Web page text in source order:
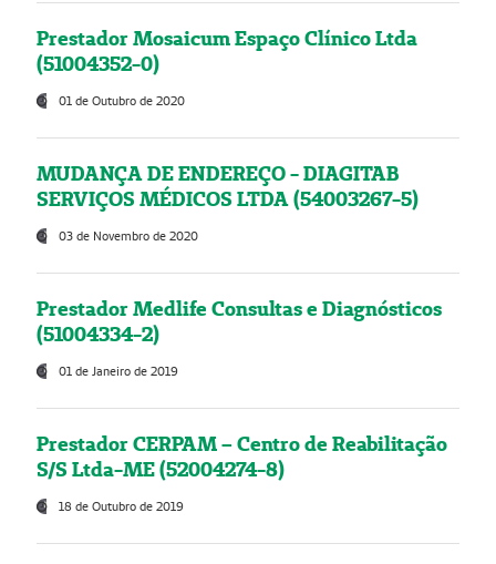
Prestador Mosaicum Espaço Clínico Ltda
(51004352-0)
01 de Outubro de 2020
MUDANÇA DE ENDEREÇO - DIAGITAB
SERVIÇOS MÉDICOS LTDA (54003267-5)
03 de Novembro de 2020
Prestador Medlife Consultas e Diagnósticos
(51004334-2)
01 de Janeiro de 2019
Prestador CERPAM – Centro de Reabilitação
S/S Ltda-ME (52004274-8)
18 de Outubro de 2019